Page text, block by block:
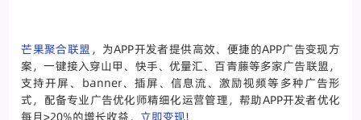
芒果聚合联盟 ，为APP开发者提供高效、便捷的APP广告变现方
案，一键接入穿山甲、快手、优量汇、百青藤等多家广告联盟，
支持开屏、banner、插屏、信息流、激励视频等多种广告形
式，配备专业广告优化师精细化运营管理，帮助APP开发者优化
每月>20%的增长收益， 立即变现!